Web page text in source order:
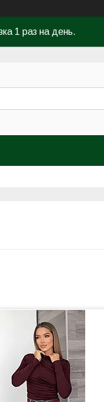
1 раз на день.